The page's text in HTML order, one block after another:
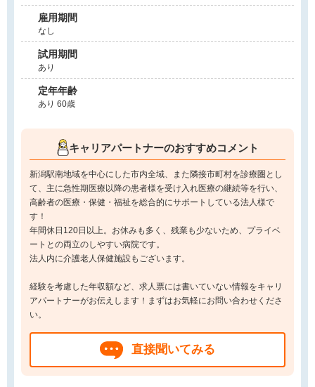
雇用期間
なし
試用期間
あり
定年年齢
あり 60歳
キャリアパートナーのおすすめコメント
新潟駅南地域を中心にした市内全域、また隣接市町村を診療圏とし
て、主に急性期医療以降の患者様を受け入れ医療の継続等を行い、
高齢者の医療・保健・福祉を総合的にサポートしている法人様で
す！
年間休日120日以上。お休みも多く、残業も少ないため、プライベ
ートとの両立のしやすい病院です。
法人内に介護老人保健施設もございます。
経験を考慮した年収額など、求人票には書いていない情報をキャリ
アパートナーがお伝えします！まずはお気軽にお問い合わせくださ
い。
直接聞いてみる